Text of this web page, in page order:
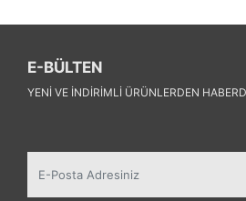
E-BÜLTEN
YENI VE INDIRIMLI ÜRÜNLERDEN